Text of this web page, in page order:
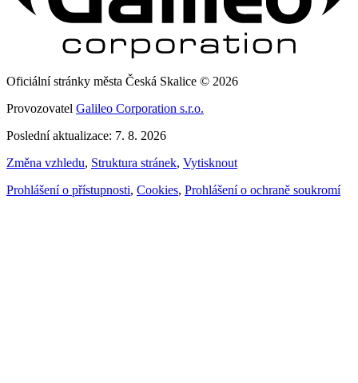
Oficiální stránky města Česká Skalice © 2026
Provozovatel Galileo Corporation s.r.o.
Poslední aktualizace: 7. 8. 2026
Změna vzhledu, Struktura stránek, Vytisknout
Prohlášení o přístupnosti, Cookies, Prohlášení o ochraně soukromí